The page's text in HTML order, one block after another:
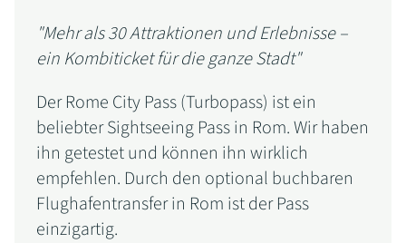
"Mehr als 30 Attraktionen und Erlebnisse –
ein Kombiticket für die ganze Stadt"
Der Rome City Pass (Turbopass) ist ein
beliebter Sightseeing Pass in Rom. Wir haben
ihn getestet und können ihn wirklich
empfehlen. Durch den optional buchbaren
Flughafentransfer in Rom ist der Pass
einzigartig.